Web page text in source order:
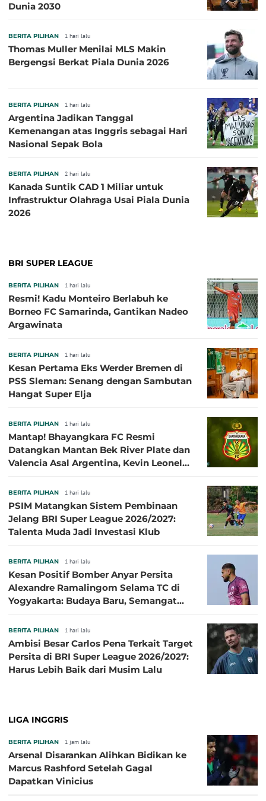
Dunia 2030
BERITA PILIHAN 1 hari lalu
Thomas Muller Menilai MLS Makin
Bergengsi Berkat Piala Dunia 2026
BERITA PILIHAN 1 hari lalu
Argentina Jadikan Tanggal
Kemenangan atas Inggris sebagai Hari
Nasional Sepak Bola
BERITA PILIHAN 2 hari lalu
Kanada Suntik CAD 1 Miliar untuk
Infrastruktur Olahraga Usai Piala Dunia
2026
BRI SUPER LEAGUE
BERITA PILIHAN 1 hari lalu
Resmi! Kadu Monteiro Berlabuh ke
Borneo FC Samarinda, Gantikan Nadeo
Argawinata
BERITA PILIHAN 1 hari lalu
Kesan Pertama Eks Werder Bremen di
PSS Sleman: Senang dengan Sambutan
Hangat Super Elja
BERITA PILIHAN 1 hari lalu
Mantap! Bhayangkara FC Resmi
Datangkan Mantan Bek River Plate dan
Valencia Asal Argentina, Kevin Leonel
BERITA PILIHAN 1 hari lalu
PSIM Matangkan Sistem Pembinaan
Jelang BRI Super League 2026/2027:
Talenta Muda Jadi Investasi Klub
BERITA PILIHAN 1 hari lalu
Kesan Positif Bomber Anyar Persita
Alexandre Ramalingom Selama TC di
Yogyakarta: Budaya Baru, Semangat
BERITA PILIHAN 1 hari lalu
Ambisi Besar Carlos Pena Terkait Target
Persita di BRI Super League 2026/2027:
Harus Lebih Baik dari Musim Lalu
LIGA INGGRIS
BERITA PILIHAN 1 jam lalu
Arsenal Disarankan Alihkan Bidikan ke
Marcus Rashford Setelah Gagal
Dapatkan Vinicius